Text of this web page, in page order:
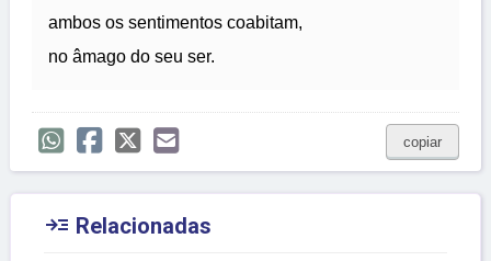
ambos os sentimentos coabitam,
no âmago do seu ser.
copiar
 Relacionadas